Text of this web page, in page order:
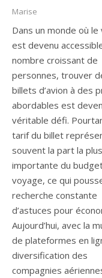
Marise
Dans un monde où le
est devenu
nombre croissant de
personnes, trouver
billets d’avion à des
abordables est
véritable défi.
tarif du billet
souvent la part la plus
importante du
voyage, ce qui
recherche constante
d’astuces pour
Aujourd’hui, avec la
de plateformes en
diversification des
compagnies